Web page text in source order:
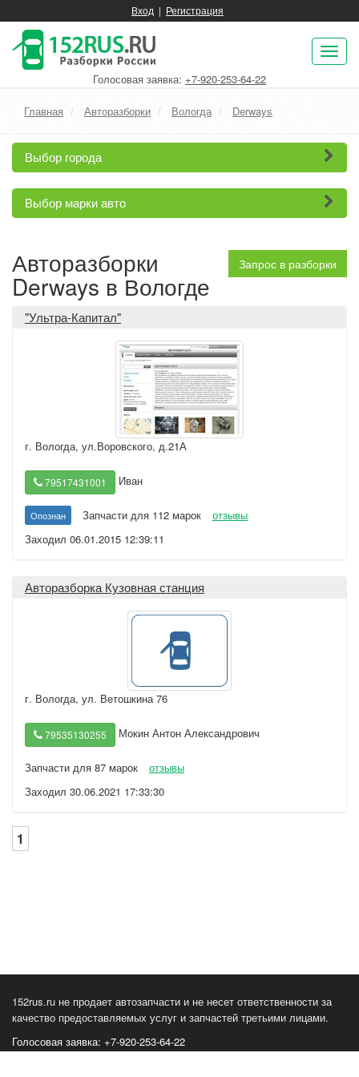
Вход | Регистрация
Голосовая заявка: +7-920-253-64-22
Главная Авторазборки Вологда Derways
Выбор города
Выбор марки авто
Запрос в разборки
Авторазборки
Derways в Вологде
"Ультра-Капитал"
г. Вологда, ул.Воровского, д.21А
79517431001 Иван
Опознан Запчасти для 112 марок
отзывы
Заходил 06.01.2015 12:39:11
Авторазборка Кузовная станция
г. Вологда, ул. Ветошкина 76
79535130255 Мокин Антон Александрович
Запчасти для 87 марок
отзывы
Заходил 30.06.2021 17:33:30
1
152rus.ru не продает автозапчасти и не несет ответственности за
качество предоставляемых услуг и запчастей третьими лицами.
Голосовая заявка: +7-920-253-64-22